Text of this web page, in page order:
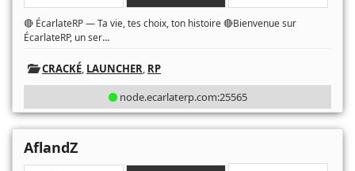
🔴 ÉcarlateRP — Ta vie, tes choix, ton histoire 🔴Bienvenue sur
ÉcarlateRP, un ser...
CRACKÉ, LAUNCHER, RP
node.ecarlaterp.com:25565
AflandZ